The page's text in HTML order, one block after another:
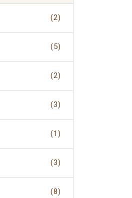
(2)
(5)
(2)
(3)
(1)
(3)
(8)